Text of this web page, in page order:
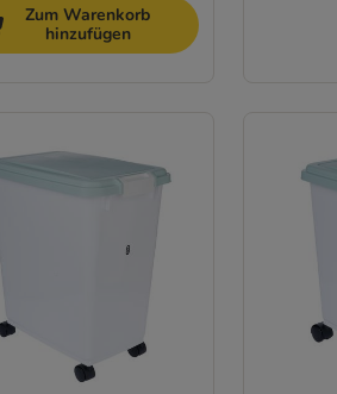
Zum Warenkorb
hinzufügen